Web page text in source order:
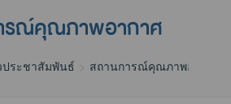
รณ์คุณภาพอากาศ
ระชาสัมพันธ์ สถานการณ์คุณภาพอากาศ